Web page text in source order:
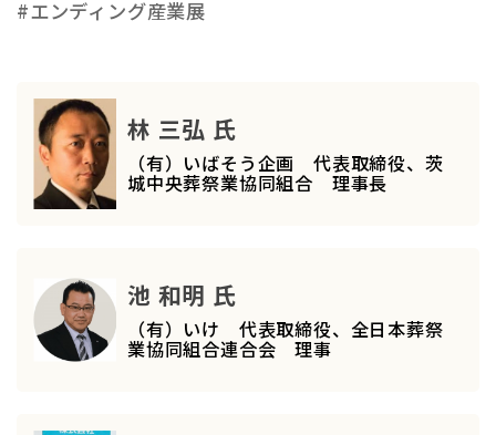
#エンディング産業展
林 三弘 氏
（有）いばそう企画 代表取締役、茨
城中央葬祭業協同組合 理事長
池 和明 氏
（有）いけ 代表取締役、全日本葬祭
業協同組合連合会 理事